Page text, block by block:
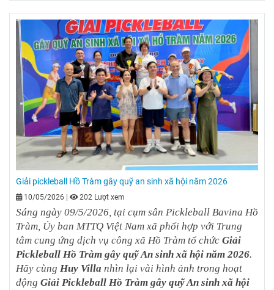
Giải pickleball Hồ Tràm gây quỹ an sinh xã hội năm 2026
10/05/2026 202 Lượt xem
Sáng ngày 09/5/2026, tại cụm sân Pickleball Bavina Hồ
Tràm, Ủy ban MTTQ Việt Nam xã phối hợp với Trung
tâm cung ứng dịch vụ công xã Hồ Tràm tổ chức Giải
Pickleball Hồ Tràm gây quỹ An sinh xã hội năm 2026.
Hãy cùng Huy Villa nhìn lại vài hình ảnh trong hoạt
động Giải Pickleball Hồ Tràm gây quỹ An sinh xã hội